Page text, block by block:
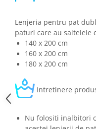
Lenjeria pentru pat
paturi care au saltelele
140 x 200 cm
160 x 200 cm
180 x 200 cm
Intretinere
Nu folositi inalbitori